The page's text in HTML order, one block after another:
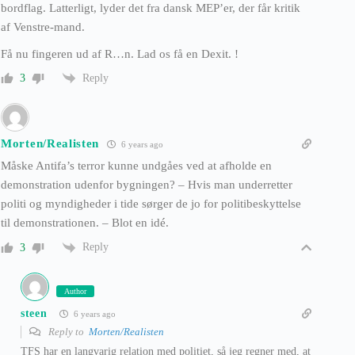
bordflag. Latterligt, lyder det fra dansk MEP’er, der får kritik
af Venstre-mand.
Få nu fingeren ud af R…n. Lad os få en Dexit. !
3 Reply
Morten/Realisten 6 years ago
Måske Antifa’s terror kunne undgåes ved at afholde en
demonstration udenfor bygningen? – Hvis man underretter
politi og myndigheder i tide sørger de jo for politibeskyttelse
til demonstrationen. – Blot en idé.
3 Reply
Author
steen 6 years ago
Reply to Morten/Realisten
TFS har en langvarig relation med politiet, så jeg regner med, at